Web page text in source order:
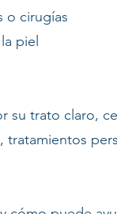
o cirugías
piel
su trato claro,